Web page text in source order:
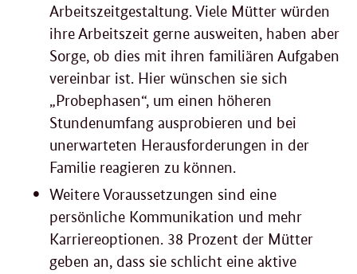
Arbeitszeitgestaltung. Viele Mütter würden
ihre Arbeitszeit gerne ausweiten, haben aber
Sorge, ob dies mit ihren familiären Aufgaben
vereinbar ist. Hier wünschen sie sich
„Probephasen“, um einen höheren
Stundenumfang ausprobieren und bei
unerwarteten Herausforderungen in der
Familie reagieren zu können.
Weitere Voraussetzungen sind eine
persönliche Kommunikation und mehr
Karriereoptionen. 38 Prozent der Mütter
geben an, dass sie schlicht eine aktive